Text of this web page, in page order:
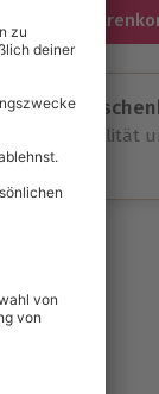
In den
volle Flexibilität
für alle